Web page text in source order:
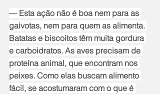
— Esta ação não é boa nem para as
gaivotas, nem para quem as alimenta.
Batatas e biscoitos têm muita gordura
e carboidratos. As aves precisam de
proteína animal, que encontram nos
peixes. Como elas buscam alimento
fácil, se acostumaram com o que é